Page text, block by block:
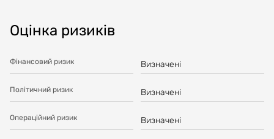
Оцінка ризиків
Фінансовий ризик Визначені
Політичний ризик Визначені
Операційний ризик Визначені